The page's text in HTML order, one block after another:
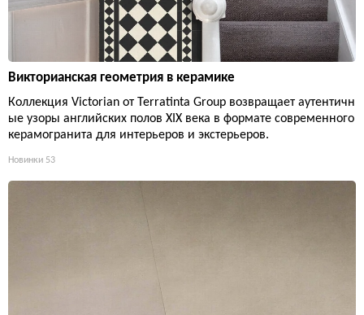
Викторианская геометрия в керамике
Коллекция Victorian от Terratinta Group возвращает аутентичн
ые узоры английских полов XIX века в формате современного
керамогранита для интерьеров и экстерьеров.
Новинки 53